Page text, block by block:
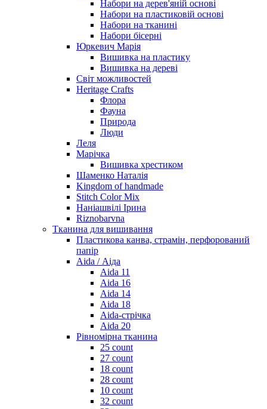
Набори на дерев'яній основі
Набори на пластиковій основі
Набори на тканині
Набори бісерні
Юркевич Марія
Вишивка на пластику
Вишивка на дереві
Світ можливостей
Heritage Crafts
Флора
Фауна
Природа
Люди
Леля
Марічка
Вишивка хрестиком
Шаменко Наталія
Kingdom of handmade
Stitch Color Mix
Наніашвілі Ірина
Riznobarvna
Тканина для вишивання
Пластикова канва, страмін, перфорований
папір
Aida / Аіда
Aida 11
Aida 16
Aida 14
Aida 18
Aida-стрічка
Aida 20
Рівномірна тканина
25 count
27 count
18 count
28 count
10 count
32 count